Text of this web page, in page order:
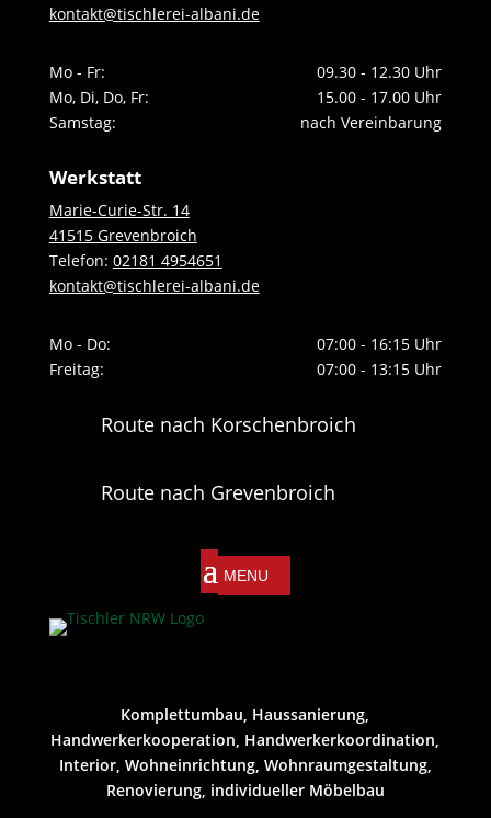
kontakt@tischlerei-albani.de
Mo - Fr:
09.30 - 12.30 Uhr
Mo, Di, Do, Fr:
15.00 - 17.00 Uhr
Samstag:
nach Vereinbarung
Werkstatt
Marie-Curie-Str. 14
41515 Grevenbroich
Telefon: 02181 4954651
kontakt@tischlerei-albani.de
Mo - Do:
07:00 - 16:15 Uhr
Freitag:
07:00 - 13:15 Uhr
Route nach Korschenbroich
Route nach Grevenbroich
Komplettumbau, Haussanierung,
Handwerkerkooperation, Handwerkerkoordination,
Interior, Wohneinrichtung, Wohnraumgestaltung,
Renovierung, individueller Möbelbau